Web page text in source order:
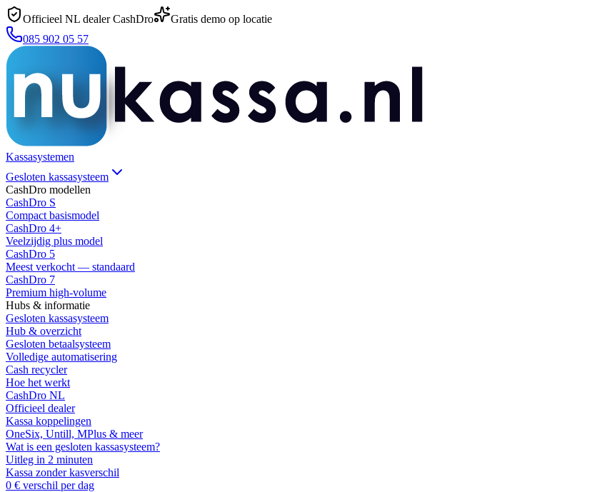
Officieel NL dealer CashDro
Gratis demo op locatie
085 902 05 57
Kassasystemen
Gesloten kassasysteem
CashDro modellen
CashDro S
Compact basismodel
CashDro 4+
Veelzijdig plus model
CashDro 5
Meest verkocht — standaard
CashDro 7
Premium high-volume
Hubs & informatie
Gesloten kassasysteem
Hub & overzicht
Gesloten betaalsysteem
Volledige automatisering
Cash recycler
Hoe het werkt
CashDro NL
Officieel dealer
Kassa koppelingen
OneSix, Untill, MPlus & meer
Wat is een gesloten kassasysteem?
Uitleg in 2 minuten
Kassa zonder kasverschil
0 € verschil per dag